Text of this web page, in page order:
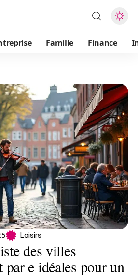
Famille Finance
Loisirs
des villes
par e idéales pour un